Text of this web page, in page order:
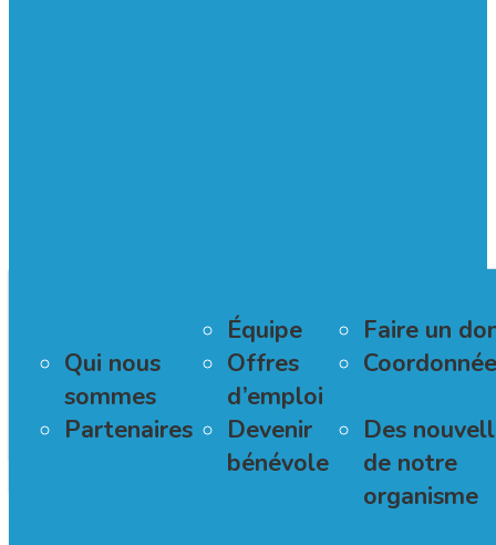
Nos activités
Boutique
Modalités d’inscription
Assistance financière aux
activités
Camp LRC en Folies !
Camp de la relâche scolaire
Camp
Qui nous
sommes
Partenaires
Équipe
Offres
d’emploi
Devenir
bénévole
Faire un
Des
de notre
organisme
Camp de la relâche scolaire